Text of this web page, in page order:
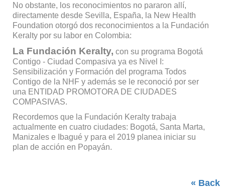
No obstante, los reconocimientos no pararon allí,
directamente desde Sevilla, España, la New Health
Foundation otorgó dos reconocimientos a la Fundación
Keralty por su labor en Colombia:
La Fundación Keralty, con su programa Bogotá
Contigo - Ciudad Compasiva ya es Nivel I:
Sensibilización y Formación del programa Todos
Contigo de la NHF y además se le reconoció por ser
una ENTIDAD PROMOTORA DE CIUDADES
COMPASIVAS.
Recordemos que la Fundación Keralty trabaja
actualmente en cuatro ciudades: Bogotá, Santa Marta,
Manizales e Ibagué y para el 2019 planea iniciar su
plan de acción en Popayán.
« Back